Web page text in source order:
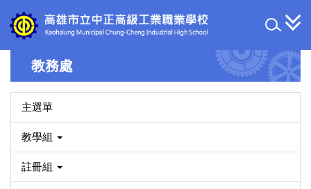
到
主
教務處
主選單
教學組
註冊組